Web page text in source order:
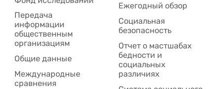
Передача
информации
общественным
организациям
Общие данные
Международные
сравнения
Ежегодный обзор
Социальная
безопасность
Отчет о мастшабах
бедности и
социальных
различиях